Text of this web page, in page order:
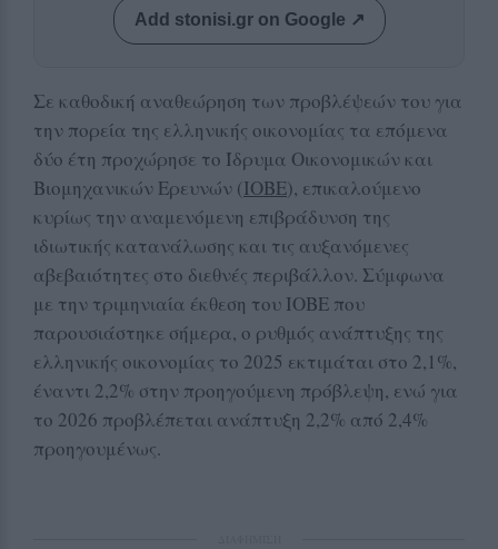
Add stonisi.gr on Google ↗
Σε καθοδική αναθεώρηση των προβλέψεών του για
την πορεία της ελληνικής οικονομίας τα επόμενα
δύο έτη προχώρησε το Ίδρυμα Οικονομικών και
Βιομηχανικών Ερευνών (ΙΟΒΕ), επικαλούμενο
κυρίως την αναμενόμενη επιβράδυνση της
ιδιωτικής κατανάλωσης και τις αυξανόμενες
αβεβαιότητες στο διεθνές περιβάλλον. Σύμφωνα
με την τριμηνιαία έκθεση του ΙΟΒΕ που
παρουσιάστηκε σήμερα, ο ρυθμός ανάπτυξης της
ελληνικής οικονομίας το 2025 εκτιμάται στο 2,1%,
έναντι 2,2% στην προηγούμενη πρόβλεψη, ενώ για
το 2026 προβλέπεται ανάπτυξη 2,2% από 2,4%
προηγουμένως.